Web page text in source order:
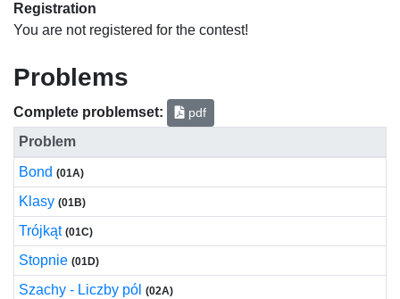
Registration
You are not registered for the contest!
Problems
Complete problemset: pdf
Problem
Bond (01A)
Klasy (01B)
Trójkąt (01C)
Stopnie (01D)
Szachy - Liczby pól (02A)